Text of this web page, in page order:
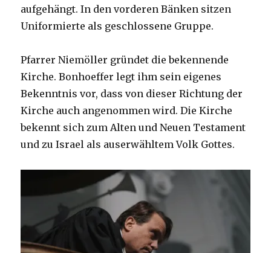
aufgehängt. In den vorderen Bänken sitzen
Uniformierte als geschlossene Gruppe.
Pfarrer Niemöller gründet die bekennende
Kirche. Bonhoeffer legt ihm sein eigenes
Bekenntnis vor, dass von dieser Richtung der
Kirche auch angenommen wird. Die Kirche
bekennt sich zum Alten und Neuen Testament
und zu Israel als auserwähltem Volk Gottes.